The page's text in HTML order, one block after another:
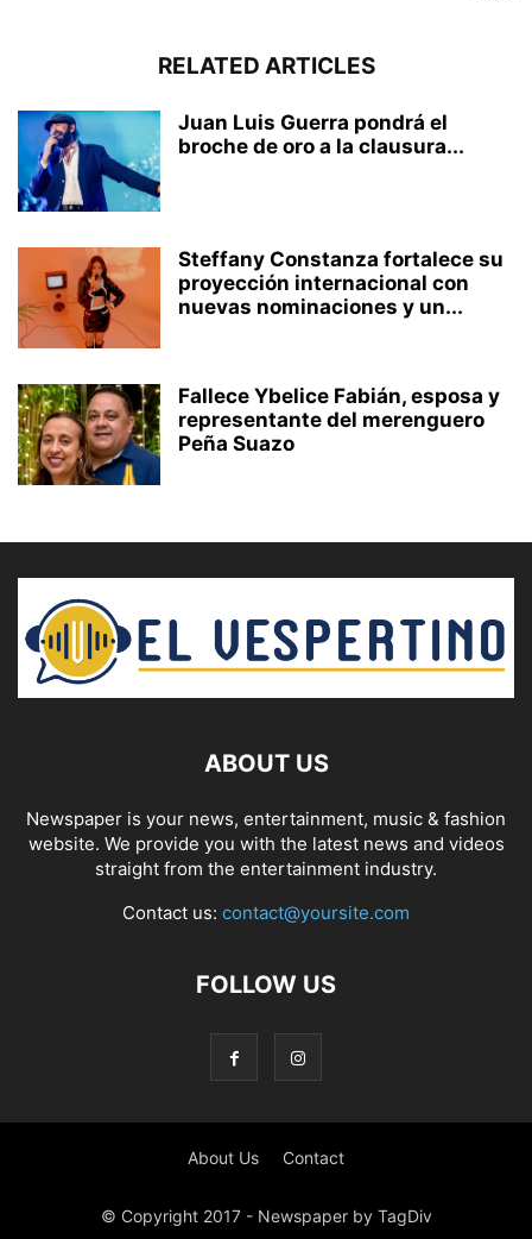
RELATED ARTICLES
Juan Luis Guerra pondrá el
broche de oro a la clausura...
Steffany Constanza fortalece su
proyección internacional con
nuevas nominaciones y un...
Fallece Ybelice Fabián, esposa y
representante del merenguero
Peña Suazo
ABOUT US
Newspaper is your news, entertainment, music & fashion
website. We provide you with the latest news and videos
straight from the entertainment industry.
Contact us: contact@yoursite.com
FOLLOW US
About Us Contact
© Copyright 2017 - Newspaper by TagDiv